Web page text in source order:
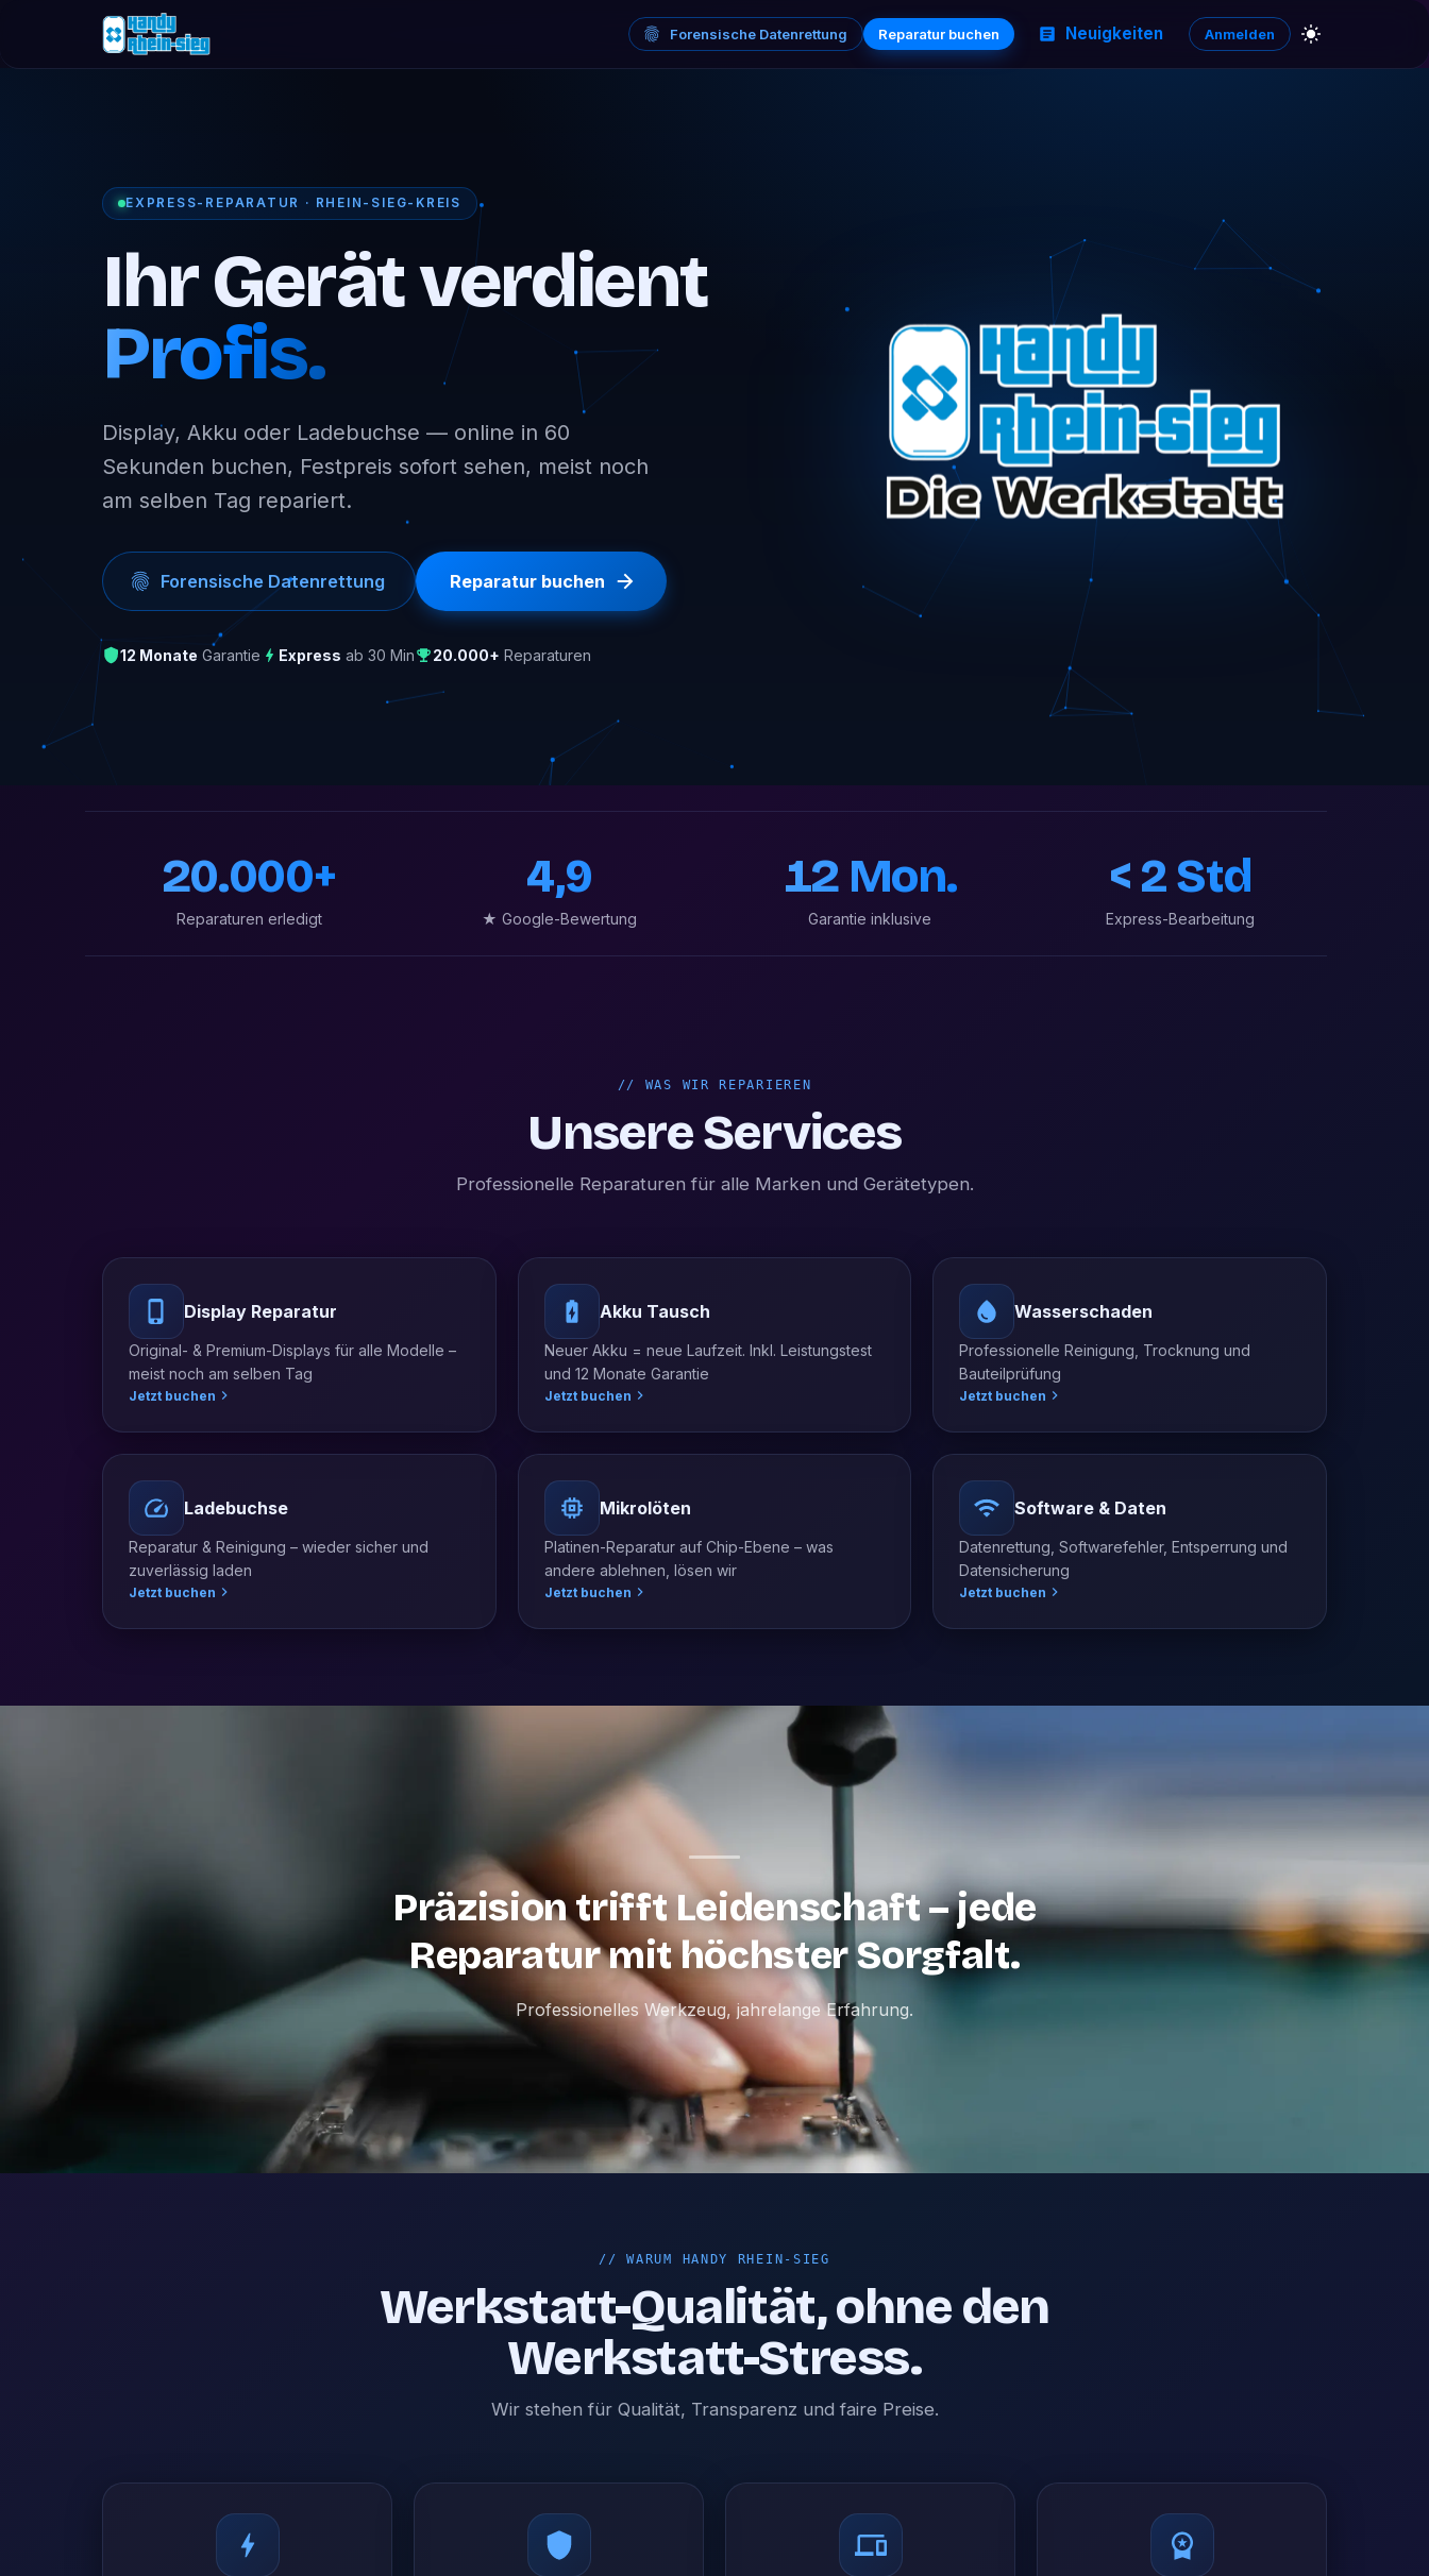
Forensische Datenrettung Reparatur buchen Neuigkeiten Anmelden
EXPRESS-REPARATUR · RHEIN-SIEG-KREIS
Ihr Gerät verdient
Profis.
Display, Akku oder Ladebuchse — online in 60
Sekunden buchen, Festpreis sofort sehen, meist noch
am selben Tag repariert.
Forensische Datenrettung Reparatur buchen
12 Monate Garantie Express ab 30 Min 20.000+ Reparaturen
20.000+
Reparaturen erledigt
4,9
★ Google-Bewertung
12 Mon.
Garantie inklusive
< 2 Std
Express-Bearbeitung
// WAS WIR REPARIEREN
Unsere Services
Professionelle Reparaturen für alle Marken und Gerätetypen.
Display Reparatur
Original- & Premium-Displays für alle Modelle –
meist noch am selben Tag
Jetzt buchen
Akku Tausch
Neuer Akku = neue Laufzeit. Inkl. Leistungstest
und 12 Monate Garantie
Jetzt buchen
Wasserschaden
Professionelle Reinigung, Trocknung und
Bauteilprüfung
Jetzt buchen
Ladebuchse
Reparatur & Reinigung – wieder sicher und
zuverlässig laden
Jetzt buchen
Mikrolöten
Platinen-Reparatur auf Chip-Ebene – was
andere ablehnen, lösen wir
Jetzt buchen
Software & Daten
Datenrettung, Softwarefehler, Entsperrung und
Datensicherung
Jetzt buchen
Präzision trifft Leidenschaft – jede
Reparatur mit höchster Sorgfalt.
Professionelles Werkzeug, jahrelange Erfahrung.
//WARUM HANDY RHEIN-SIEG
Werkstatt-Qualität, ohne den
Werkstatt-Stress.
Wir stehen für Qualität, Transparenz und faire Preise.